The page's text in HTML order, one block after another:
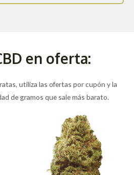
en oferta:
utiliza las ofertas por cupón y la
de gramos que sale más barato.